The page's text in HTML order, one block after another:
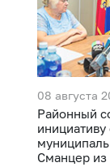
08 августа
Районный
Сманцер из